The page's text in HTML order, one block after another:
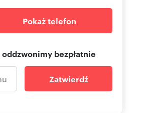
Pokaż telefon
bezpłatnie
Zatwierdź